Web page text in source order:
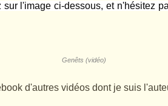
sur l'image ci-dessous, et n'hésitez
Genêts (vidéo)
d'autres vidéos dont je suis